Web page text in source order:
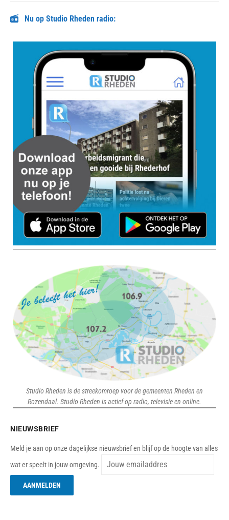
Nu op Studio Rheden radio:
Studio Rheden is de streekomroep voor de gemeenten Rheden en
Rozendaal. Studio Rheden is actief op radio, televisie en online.
NIEUWSBRIEF
Meld je aan op onze dagelijkse nieuwsbrief en blijf op de hoogte van alles
wat er speelt in jouw omgeving.